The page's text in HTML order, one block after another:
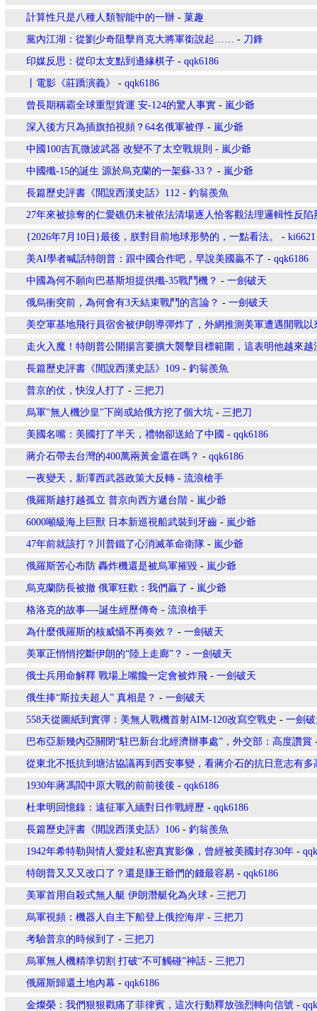
計算性只是八種人類智能中的一辦 - 菓趣
黨內江湖：從劉少奇阻擊肖克大將軍銜說起…… - 刀鋒
印媒反思：從印太支點到邊緣棋子 - qqk6186
丨電影《莊蹻演義》 - qqk6186
曾長期稱霸全球重型貨運 安-124的驚人事實 - 嵐少爺
深入後方只為插旗拍視頻？64名俄軍被俘 - 嵐少爺
中國100吉瓦微波武器 改變不了太空戰規則 - 嵐少爺
中國殲-15的誕生 源於烏克蘭的一架蘇-33？ - 嵐少爺
長篇歷史評書《閒說西漢史話》112 - 釣翁羨魚
27年來被掠奪的仁愛礁仍未被依法清場逐人恰客觀法理邏輯性反
{2026年7月10日}最後，朕對目前地球形勢的，一點看法。 - ki6621
美AI學者喊話特朗普：跟中國合作吧，早說美國贏不了 - qqk6186
中國為何不願向巴基斯坦提供殲-35戰鬥機？ - 一劍破天
俄烏衝突前，為何會有3天結束戰鬥的言論？ - 一劍破天
美空軍基地飛行員宿舍被伊朗導彈炸了，外網推測美軍遭遇開戰以
走火入魔！特朗普公開揚言要擴大襲擊目標範圍，這表明他越來越
長篇歷史評書《閒說西漢史話》109 - 釣翁羨魚
普京的仗，快沒人打了 - 三把刀
烏軍"無人機沙皇"下崗或給俄方挖了個大坑 - 三把刀
美國名嘴：美國打了半天，禮物卻送給了中國 - qqk6186
蔣介石帶去台灣的400萬兩黃金還在嗎？ - qqk6186
一夜變天，新澤西武器政策大反轉 - 流浪槍手
俄羅斯越打越孤立 普京向西方遞台階 - 嵐少爺
6000噸級海上巨獸 日本新巡視船武裝到牙齒 - 嵐少爺
47年前就該打？川普鐵了心消滅革命衛隊 - 嵐少爺
俄羅斯苦心布防 轟炸機還是被烏軍摧毀 - 嵐少爺
烏克蘭防長被撤 俄軍狂歡：我們贏了 - 嵐少爺
格洛克的故事—-誕生經歷傳奇 - 流浪槍手
為什麼俄羅斯的核威懾不再奏效？ - 一劍破天
美軍正悄悄挖斷伊朗的“陸上走廊”？ - 一劍破天
俄士兵用命解釋 戰場上嘴饞一定會被炸飛 - 一劍破天
俄生捧“斯拉夫超人” 真相是？ - 一劍破天
558天從圖紙到實彈：美無人戰機首射AIM-120改寫空戰史 - 一劍
巴布亞新幾內亞關閉“駐巴新台北經濟辦事處”，外交部：高度讚賞
從東北不抵抗到塘沽協議再到西安事變，看蔣介石的抗日意志有多
1930年蔣馮閻中原大戰的前前後後 - qqk6186
杜聿明回憶錄：遠征軍入緬對日作戰經歷 - qqk6186
長篇歷史評書《閒說西漢史話》106 - 釣翁羨魚
1942年希特勒與情人愛娃私密真實影像，曾經被美國封存30年 -
特朗普又又又改口了？還是賺王爺們的錢最容易 - qqk6186
美軍首用自殺式無人艇 伊朗潛艇化為火球 - 三把刀
烏軍視頻：機器人自主下船登上俄控海岸 - 三把刀
考驗普京的時候到了 - 三把刀
烏軍無人機精準切割 打破“不可觸碰”神話 - 三把刀
俄羅斯歸還土地內幕 - qqk6186
金燦榮：我們狠狠戳痛了菲律賓，這次行動釋放強烈轉向信號 -